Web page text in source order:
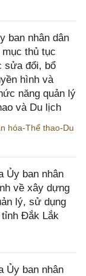
ban nhân dân
thủ tục
sửa đổi, bổ
hình và
năng quản lý
và Du lịch
hóa-Thể thao-Du
Ủy ban nhân
về xây dựng
lý, sử dụng
tỉnh Đắk Lắk
Ủy ban nhân